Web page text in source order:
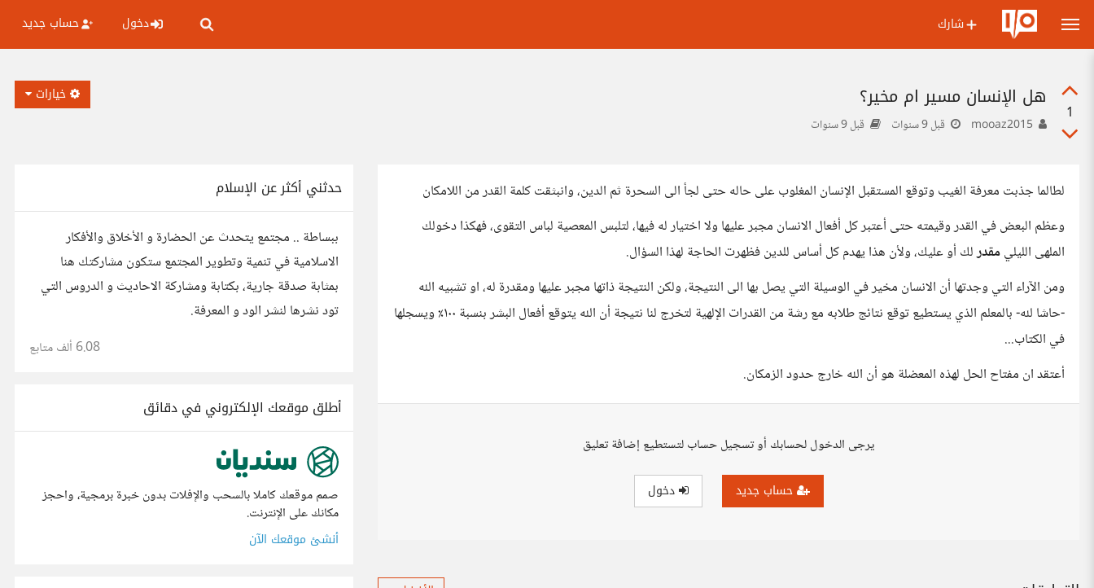
شارك دخول حساب جديد
1
هل الإنسان مسير ام مخير؟
قبل 9 سنوات قبل 9 سنوات
خيارات
لطالما جذبت معرفة الغيب وتوقع المستقبل الإنسان المغلوب على حاله حتى لجأ الى السحرة ثم الدين، وانبثقت كلمة القدر من اللامكان
وعظم البعض في القدر وقيمته حتى أعتبر كل أفعال الانسان مجبر عليها ولا اختيار له فيها، لتلبس المعصية لباس التقوى، فهكذا دخولك
الملهى الليليمقدرلك أو عليك، ولأن هذا يهدم كل أساس للدين فظهرت الحاجة لهذا السؤال.
ومن الآراء التي وجدتها أن الانسان مخير في الوسيلة التي يصل بها الى النتيجة، ولكن النتيجة ذاتها مجبر عليها ومقدرة له، او تشبيه الله
-حاشا لله- بالمعلم الذي يستطيع توقع نتائج طلابه مع رشة من القدرات الإلهية لتخرج لنا نتيجة أن الله يتوقع أفعال البشر بنسبة ١٠٠٪ ويسجلها
في الكتاب...
أعتقد ان مفتاح الحل لهذه المعضلة هو أن الله خارج حدود الزمكان.
يرجى الدخول لحسابك أو تسجيل حساب لتستطيع إضافة تعليق
حساب جديد دخول
حدثني أكثر عن الإسلام
ببساطة .. مجتمع يتحدث عن الحضارة و الأخلاق والأفكار
الاسلامية في تنمية وتطوير المجتمع ستكون مشاركتك هنا
بمثابة صدقة جارية، بكتابة ومشاركة الاحاديث و الدروس التي
تود نشرها لنشر الود و المعرفة.
6.08 ألف متابع
أطلق موقعك الإلكتروني في دقائق
صمم موقعك كاملا بالسحب والإفلات بدون خبرة برمجية، واحجز
مكانك على الإنترنت.
أنشئ موقعك الآن